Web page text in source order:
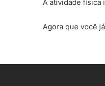
A atividade física
Agora que você